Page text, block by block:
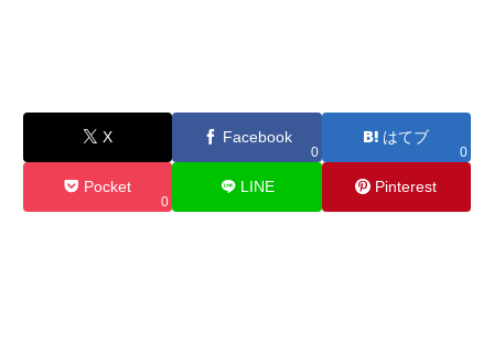
X Facebook
0
はてブ
0
Pocket
0
LINE Pinterest